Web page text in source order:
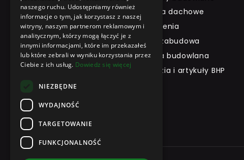
O firmie
Produkty
Marki
Wypożyczalnia
Kontakt
Hurtowania budowlana
Gliwice
Pokrycia dachowe
Docieplenia
Sucha zabudowa
Chemia budowlana
Narzędzia i artykuły BHP
naszego ruchu. Udostępniamy również
informacje o tym, jak korzystasz z naszej
witryny, naszym partnerom reklamowym i
analitycznym, którzy mogą łączyć je z
innymi informacjami, które im przekazałeś
lub które zebrali w wyniku korzystania przez
Ciebie z ich usług. Dowiedz się więcej
NIEZBĘDNE
WYDAJNOŚĆ
TARGETOWANIE
FUNKCJONALNOŚĆ